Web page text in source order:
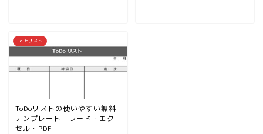
ToDoリスト
ToDoリストの使いやすい無料
テンプレート ワード・エク
セル・PDF